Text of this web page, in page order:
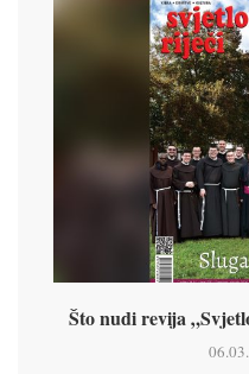
Što nudi revija